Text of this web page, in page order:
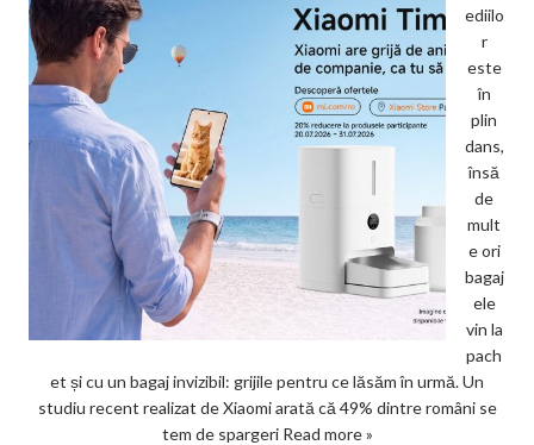
ediilo
r
este
în
plin
dans,
însă
de
mult
e ori
bagaj
ele
vin la
pach
et și cu un bagaj invizibil: grijile pentru ce lăsăm în urmă. Un
studiu recent realizat de Xiaomi arată că 49% dintre români se
tem de spargeri Read more »